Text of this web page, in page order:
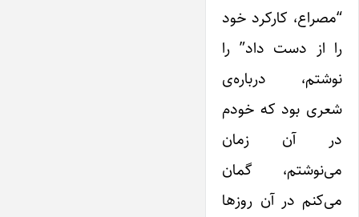
“مصراع، کارکرد خود
را از دست داد” را
نوشتم، درباره‌ی
شعری بود که خودم
در آن زمان
می‌نوشتم، گمان
می‌کنم در آن روزها